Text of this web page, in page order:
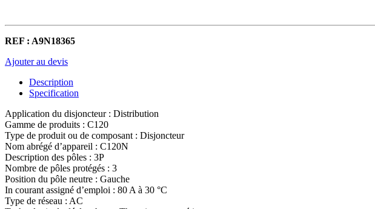
REF : A9N18365
Ajouter au devis
Description
Specification
Application du disjoncteur : Distribution
Gamme de produits : C120
Type de produit ou de composant : Disjoncteur
Nom abrégé d’appareil : C120N
Description des pôles : 3P
Nombre de pôles protégés : 3
Position du pôle neutre : Gauche
In courant assigné d’emploi : 80 A à 30 °C
Type de réseau : AC